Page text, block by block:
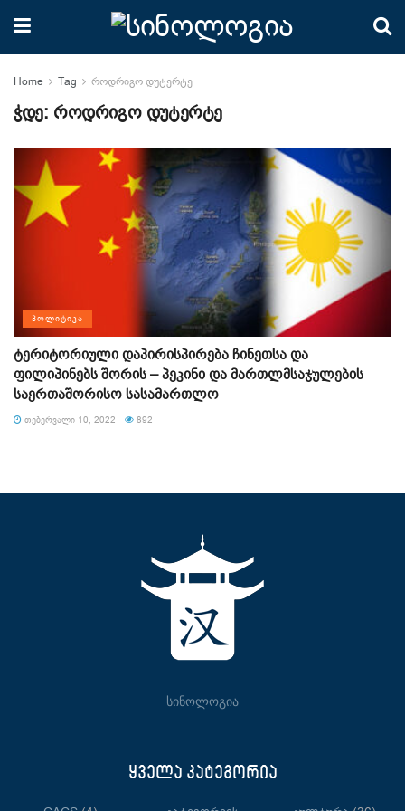
Home Tag როდრიგო დუტერტე
ჭდე: როდრიგო დუტერტე
ᲞᲝᲚᲘᲢᲘᲙᲐ
ტერიტორიული დაპირისპირება ჩინეთსა და
ფილიპინებს შორის – პეკინი და მართლმსაჯულების
საერთაშორისო სასამართლო
ᲗᲔᲑᲔᲠᲕᲐᲚᲘ 10, 2022 892
სინოლოგია
ყველა კატეგორია